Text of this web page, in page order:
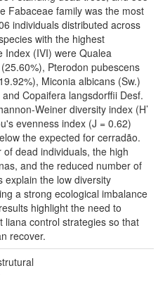
Fabaceae family was the most
individuals distributed across
with the highest
Index (IVI) were Qualea
Pterodon pubescens
Miconia albicans (Sw.)
Copaifera langsdorffii Desf.
Weiner diversity index (H’
evenness index (J = 0.62)
the expected for cerradão.
dead individuals, the high
and the reduced number of
explain the low diversity
a strong ecological imbalance
highlight the need to
liana control strategies so that
recover.